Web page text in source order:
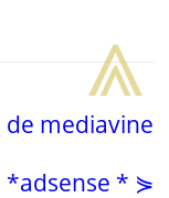
mediavine
*adsense * ⋟
⩓